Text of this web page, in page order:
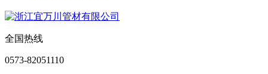
全国热线
0573-82051110